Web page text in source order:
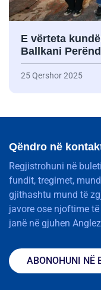
E vërteta
Ballkani
25 Qershor 2025
Qëndro në
Regjistrohuni në
fundit, tregimet,
gjithashtu mund të
javore ose njoftime
janë në gjuhen
ABONOHUNI NË